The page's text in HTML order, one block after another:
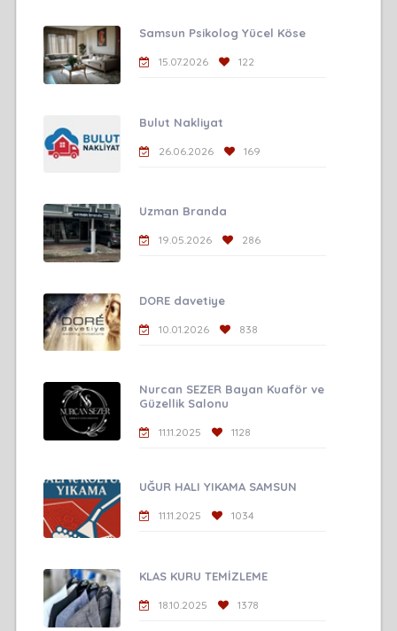
Samsun Psikolog Yücel Köse
15.07.2026 122
Bulut Nakliyat
26.06.2026 169
Uzman Branda
19.05.2026 286
DORE davetiye
10.01.2026 838
Nurcan SEZER Bayan Kuaför ve
Güzellik Salonu
11.11.2025 1128
UĞUR HALI YIKAMA SAMSUN
11.11.2025 1034
KLAS KURU TEMİZLEME
18.10.2025 1378